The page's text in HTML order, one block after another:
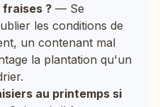
fraises ? — Se
les conditions de
un contenant mal
la plantation qu'un
au printemps si